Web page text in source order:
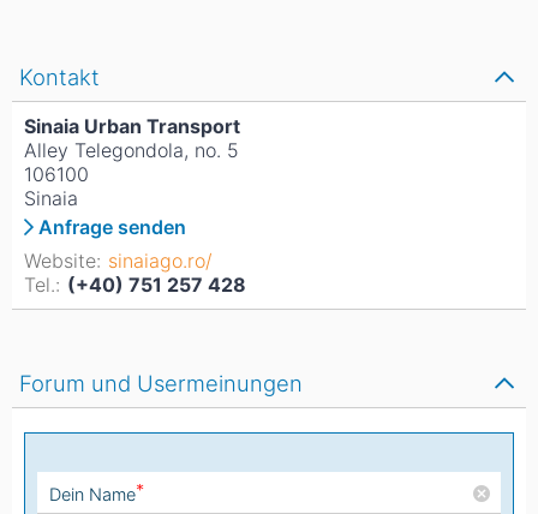
Kontakt
Sinaia Urban Transport
Alley Telegondola, no. 5
106100
Sinaia
Anfrage senden
Website: sinaiago.ro/
Tel.: (+40) 751 257 428
Forum und Usermeinungen
Dein Name*